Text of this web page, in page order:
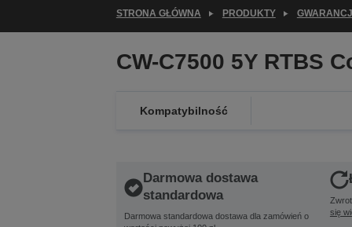
STRONA GŁÓWNA PRODUKTY
CW-C7500 5Y RTBS
Kompatybilność
Darmowa dostawa
standardowa
Darmowa standardowa dostawa dla zamówień o
się